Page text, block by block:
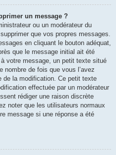
un message ?
ou un modérateur du
que vos propres messages.
en cliquant le bouton adéquat,
que le message initial ait été
votre message, un petit texte situé
nombre de fois que vous l’avez
de la modification. Ce petit texte
effectuée par un modérateur
rédiger une raison discrète
noter que les utilisateurs normaux
message si une réponse a été